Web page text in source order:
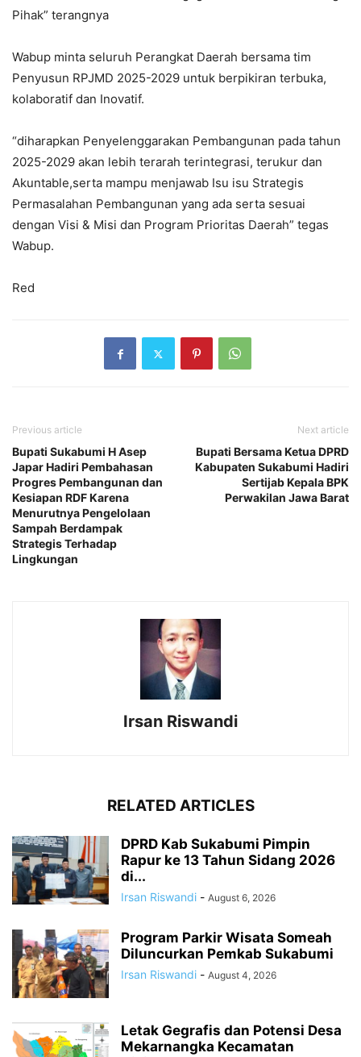
Pihak” terangnya
Wabup minta seluruh Perangkat Daerah bersama tim
Penyusun RPJMD 2025-2029 untuk berpikiran terbuka,
kolaboratif dan Inovatif.
“diharapkan Penyelenggarakan Pembangunan pada tahun
2025-2029 akan lebih terarah terintegrasi, terukur dan
Akuntable,serta mampu menjawab Isu isu Strategis
Permasalahan Pembangunan yang ada serta sesuai
dengan Visi & Misi dan Program Prioritas Daerah” tegas
Wabup.
Red
Previous article
Bupati Sukabumi H Asep
Japar Hadiri Pembahasan
Progres Pembangunan dan
Kesiapan RDF Karena
Menurutnya Pengelolaan
Sampah Berdampak
Strategis Terhadap
Lingkungan
Next article
Bupati Bersama Ketua DPRD
Kabupaten Sukabumi Hadiri
Sertijab Kepala BPK
Perwakilan Jawa Barat
Irsan Riswandi
RELATED ARTICLES
DPRD Kab Sukabumi Pimpin
Rapur ke 13 Tahun Sidang 2026
di...
Irsan Riswandi - August 6, 2026
Program Parkir Wisata Someah
Diluncurkan Pemkab Sukabumi
Irsan Riswandi - August 4, 2026
Letak Gegrafis dan Potensi Desa
Mekarnangka Kecamatan